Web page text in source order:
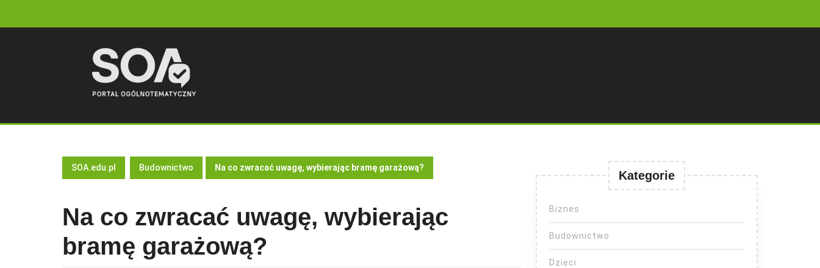
SOA.edu.pl Budownictwo Na co zwracać uwagę, wybierając bramę garażową?
Na co zwracać uwagę, wybierając
bramę garażową?
Kategorie
Biznes
Budownictwo
Dzieci